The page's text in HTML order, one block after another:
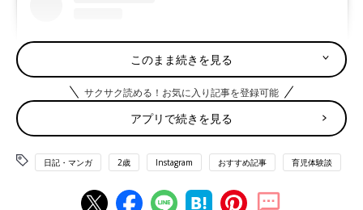
この投稿をInstagramで見る
このまま続きを見る
サクサク読める！お気に入り記事を登録可能
アプリで続きを見る
日記・マンガ 2歳 Instagram おすすめ記事 育児体験談